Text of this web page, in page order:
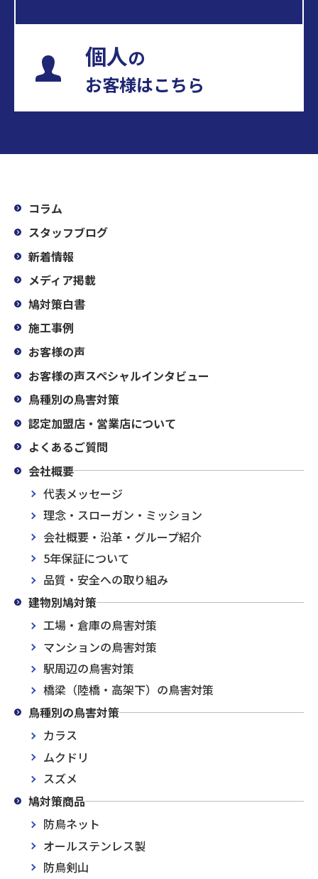
個人の
お客様はこちら
コラム
スタッフブログ
新着情報
メディア掲載
鳩対策白書
施工事例
お客様の声
お客様の声スペシャルインタビュー
鳥種別の鳥害対策
認定加盟店・営業店について
よくあるご質問
会社概要
代表メッセージ
理念・スローガン・ミッション
会社概要・沿革・グループ紹介
5年保証について
品質・安全への取り組み
建物別鳩対策
工場・倉庫の鳥害対策
マンションの鳥害対策
駅周辺の鳥害対策
橋梁（陸橋・高架下）の鳥害対策
鳥種別の鳥害対策
カラス
ムクドリ
スズメ
鳩対策商品
防鳥ネット
オールステンレス製
防鳥剣山